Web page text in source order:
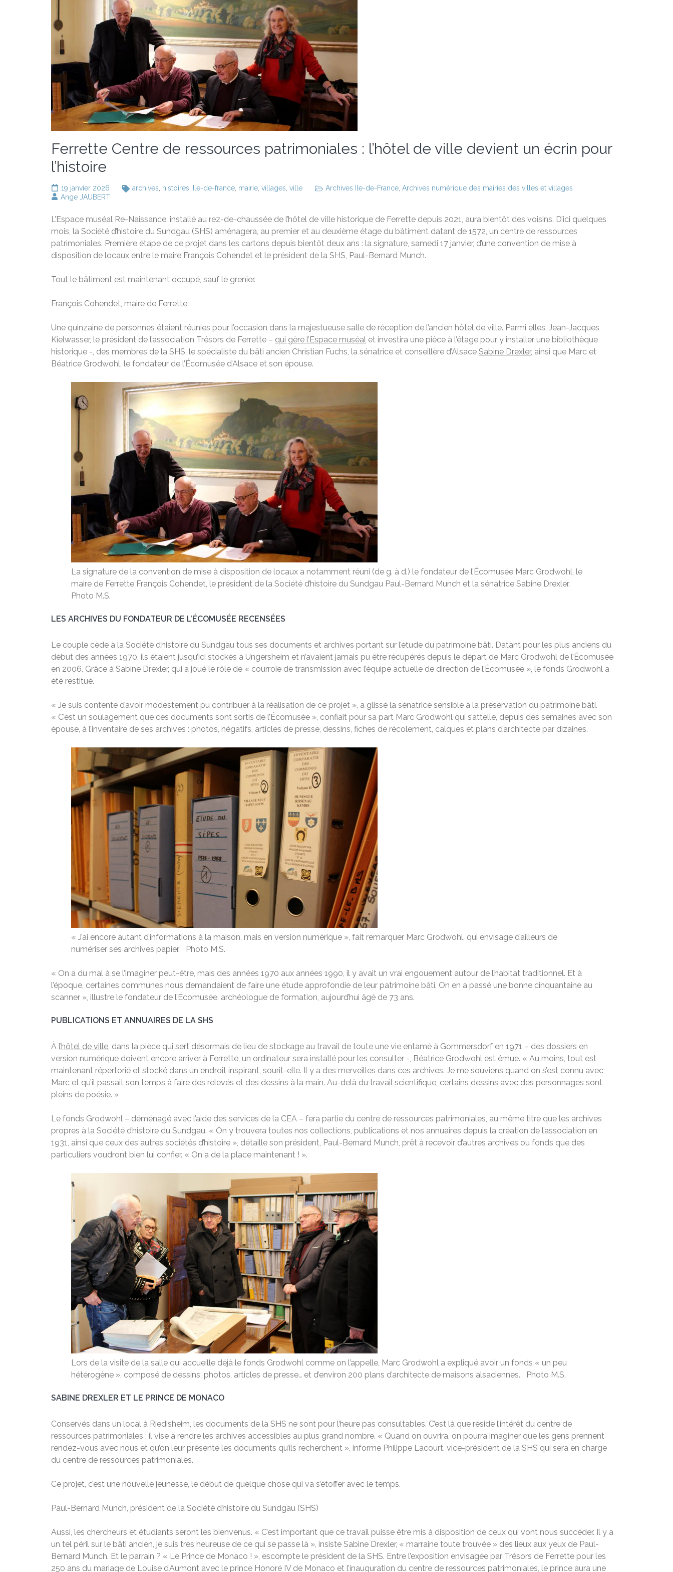
Ferrette Centre de ressources patrimoniales : l’hôtel de ville devient un écrin pour
l’histoire
19 janvier 2026 archives histoires Ile-de-france mairie villages ville Archives Ile-de-France Archives numérique des mairies des villes et villages
Ange JAUBERT
L’Espace muséal Re-Naissance, installé au rez-de-chaussée de l’hôtel de ville historique de Ferrette depuis 2021, aura bientôt des voisins. D’ici quelques
mois, la Société d’histoire du Sundgau (SHS) aménagera, au premier et au deuxième étage du bâtiment datant de 1572, un centre de ressources
patrimoniales. Première étape de ce projet dans les cartons depuis bientôt deux ans : la signature, samedi 17 janvier, d’une convention de mise à
disposition de locaux entre le maire François Cohendet et le président de la SHS, Paul-Bernard Munch.
Tout le bâtiment est maintenant occupé, sauf le grenier.
François Cohendet, maire de Ferrette
Une quinzaine de personnes étaient réunies pour l’occasion dans la majestueuse salle de réception de l’ancien hôtel de ville. Parmi elles, Jean-Jacques
Kielwasser, le président de l’association Trésors de Ferrette – qui gère l’Espace muséal et investira une pièce à l’étage pour y installer une bibliothèque
historique -, des membres de la SHS, le spécialiste du bâti ancien Christian Fuchs, la sénatrice et conseillère d’Alsace Sabine Drexler, ainsi que Marc et
Béatrice Grodwohl, le fondateur de l’Écomusée d’Alsace et son épouse.
La signature de la convention de mise à disposition de locaux a notamment réuni (de g. à d.) le fondateur de l’Écomusée Marc Grodwohl, le
maire de Ferrette François Cohendet, le président de la Société d’histoire du Sundgau Paul-Bernard Munch et la sénatrice Sabine Drexler.
Photo M.S.
LES ARCHIVES DU FONDATEUR DE L’ÉCOMUSÉE RECENSÉES
Le couple cède à la Société d’histoire du Sundgau tous ses documents et archives portant sur l’étude du patrimoine bâti. Datant pour les plus anciens du
début des années 1970, ils étaient jusqu’ici stockés à Ungersheim et n’avaient jamais pu être récupérés depuis le départ de Marc Grodwohl de l’Écomusée
en 2006. Grâce à Sabine Drexler, qui a joué le rôle de « courroie de transmission avec l’équipe actuelle de direction de l’Écomusée », le fonds Grodwohl a
été restitué.
« Je suis contente d’avoir modestement pu contribuer à la réalisation de ce projet », a glissé la sénatrice sensible à la préservation du patrimoine bâti.
« C’est un soulagement que ces documents sont sortis de l’Écomusée », confiait pour sa part Marc Grodwohl qui s’attelle, depuis des semaines avec son
épouse, à l’inventaire de ses archives : photos, négatifs, articles de presse, dessins, fiches de récolement, calques et plans d’architecte par dizaines.
« J’ai encore autant d’informations à la maison, mais en version numérique », fait remarquer Marc Grodwohl, qui envisage d’ailleurs de
numériser ses archives papier. Photo M.S.
« On a du mal à se l’imaginer peut-être, mais des années 1970 aux années 1990, il y avait un vrai engouement autour de l’habitat traditionnel. Et à
l’époque, certaines communes nous demandaient de faire une étude approfondie de leur patrimoine bâti. On en a passé une bonne cinquantaine au
scanner », illustre le fondateur de l’Écomusée, archéologue de formation, aujourd’hui âgé de 73 ans.
PUBLICATIONS ET ANNUAIRES DE LA SHS
À l’hôtel de ville, dans la pièce qui sert désormais de lieu de stockage au travail de toute une vie entamé à Gommersdorf en 1971 – des dossiers en
version numérique doivent encore arriver à Ferrette, un ordinateur sera installé pour les consulter -, Béatrice Grodwohl est émue. « Au moins, tout est
maintenant répertorié et stocké dans un endroit inspirant, sourit-elle. Il y a des merveilles dans ces archives. Je me souviens quand on s’est connu avec
Marc et qu’il passait son temps à faire des relevés et des dessins à la main. Au-delà du travail scientifique, certains dessins avec des personnages sont
pleins de poésie. »
Le fonds Grodwohl – déménagé avec l’aide des services de la CEA – fera partie du centre de ressources patrimoniales, au même titre que les archives
propres à la Société d’histoire du Sundgau. « On y trouvera toutes nos collections, publications et nos annuaires depuis la création de l’association en
1931, ainsi que ceux des autres sociétés d’histoire », détaille son président, Paul-Bernard Munch, prêt à recevoir d’autres archives ou fonds que des
particuliers voudront bien lui confier. « On a de la place maintenant ! ».
Lors de la visite de la salle qui accueille déjà le fonds Grodwohl comme on l’appelle, Marc Grodwohl a expliqué avoir un fonds « un peu
hétérogène », composé de dessins, photos, articles de presse… et d’environ 200 plans d’architecte de maisons alsaciennes. Photo M.S.
SABINE DREXLER ET LE PRINCE DE MONACO
Conservés dans un local à Riedisheim, les documents de la SHS ne sont pour l’heure pas consultables. C’est là que réside l’intérêt du centre de
ressources patrimoniales : il vise à rendre les archives accessibles au plus grand nombre. « Quand on ouvrira, on pourra imaginer que les gens prennent
rendez-vous avec nous et qu’on leur présente les documents qu’ils recherchent », informe Philippe Lacourt, vice-président de la SHS qui sera en charge
du centre de ressources patrimoniales.
Ce projet, c’est une nouvelle jeunesse, le début de quelque chose qui va s’étoffer avec le temps.
Paul-Bernard Munch, président de la Société d’histoire du Sundgau (SHS)
Aussi, les chercheurs et étudiants seront les bienvenus. « C’est important que ce travail puisse être mis à disposition de ceux qui vont nous succéder. Il y a
un tel péril sur le bâti ancien, je suis très heureuse de ce qui se passe là », insiste Sabine Drexler, « marraine toute trouvée » des lieux aux yeux de Paul-
Bernard Munch. Et le parrain ? « Le Prince de Monaco ! », escompte le président de la SHS. Entre l’exposition envisagée par Trésors de Ferrette pour les
250 ans du mariage de Louise d’Aumont avec le prince Honoré IV de Monaco et l’inauguration du centre de ressources patrimoniales, le prince aura une